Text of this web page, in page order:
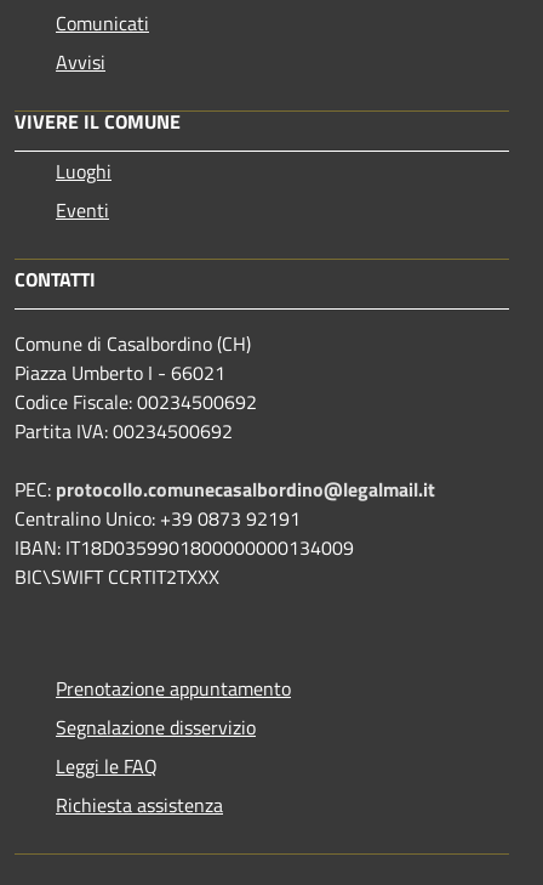
Comunicati
Avvisi
VIVERE IL COMUNE
Luoghi
Eventi
CONTATTI
Comune di Casalbordino (CH)
Piazza Umberto I - 66021
Codice Fiscale: 00234500692
Partita IVA: 00234500692
PEC: protocollo.comunecasalbordino@legalmail.it
Centralino Unico: +39 0873 92191
IBAN: IT18D0359901800000000134009
BIC\SWIFT CCRTIT2TXXX
Prenotazione appuntamento
Segnalazione disservizio
Leggi le FAQ
Richiesta assistenza